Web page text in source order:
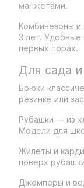
манжетами.
Комбинезоны
3 лет. Удобные
первых порах.
Для сада
Брюки
резинке или
Рубашки — из
Модели для
Жилеты и
поверх
Джемперы и